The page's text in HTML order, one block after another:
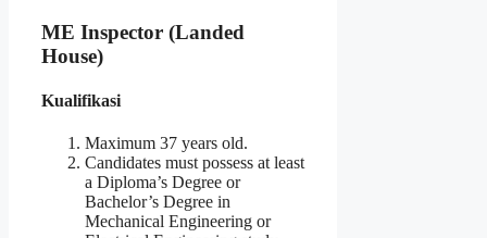
ME Inspector (Landed
House)
Kualifikasi
Maximum 37 years old.
Candidates must possess at least
a Diploma’s Degree or
Bachelor’s Degree in
Mechanical Engineering or